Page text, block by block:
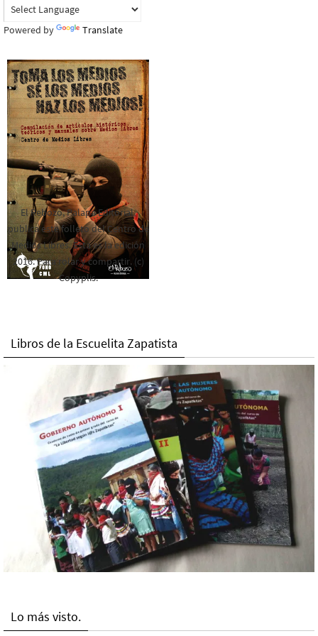
Powered by Translate
El Rebozo, Palapa Editorial,
publica este folleto del Centro de
Medios Libres. Esta es la edición
2016. Para rolar y compartir. (c)
Copyplis.
Libros de la Escuelita Zapatista
Lo más visto.